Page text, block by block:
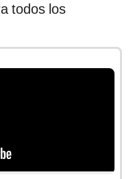
todos los